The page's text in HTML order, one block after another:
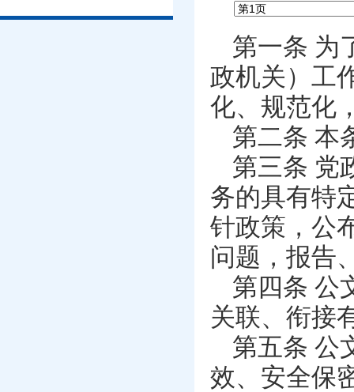
第一条 为
政机关）工
化、规范化
第二条 本
第三条 党
务的具有特
针政策，公
问题，报告
第四条 公
关联、衔接
第五条 公
效、安全保